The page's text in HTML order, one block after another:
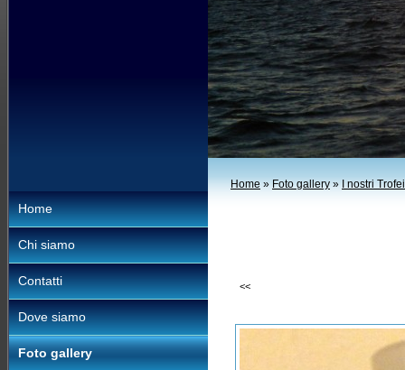
Home»Foto gallery»I nostri Trofei
<<
Home
Chi siamo
Contatti
Dove siamo
Foto gallery